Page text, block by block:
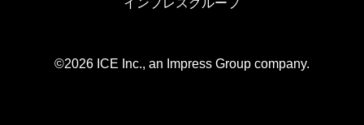
©2026 ICE Inc., an Impress Group company.